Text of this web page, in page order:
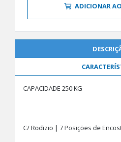
ADICIONAR
CAPACIDADE 250 KG
C/ Rodizio | 7 Posições de